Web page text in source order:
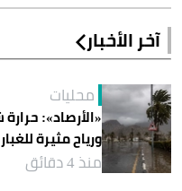
آخر الأخبار
محليات
ورياح مثيرة للغبار
منذ 4 دقائق